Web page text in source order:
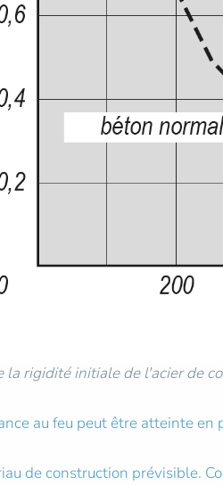
la rigidité initiale de l'acier de
au feu peut être atteinte
de construction prévisible.